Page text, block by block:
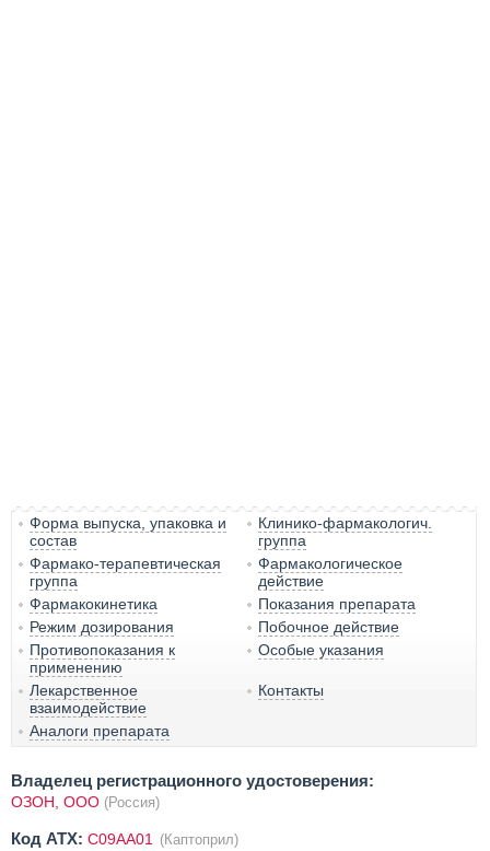
Форма выпуска, упаковка и
состав
Клинико-фармакологич.
группа
Фармако-терапевтическая
группа
Фармакологическое
действие
Фармакокинетика
Показания препарата
Режим дозирования
Побочное действие
Противопоказания к
применению
Особые указания
Лекарственное
взаимодействие
Контакты
Аналоги препарата
Владелец регистрационного удостоверения:
ОЗОН, ООО (Россия)
Код ATX: C09AA01 (Каптоприл)